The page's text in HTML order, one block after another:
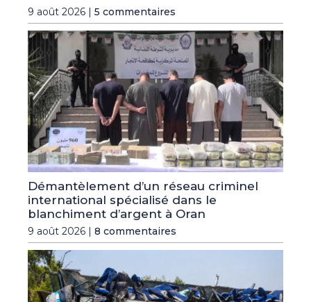
9 août 2026 | 5 commentaires
Démantèlement d’un réseau criminel
international spécialisé dans le
blanchiment d’argent à Oran
9 août 2026 | 8 commentaires